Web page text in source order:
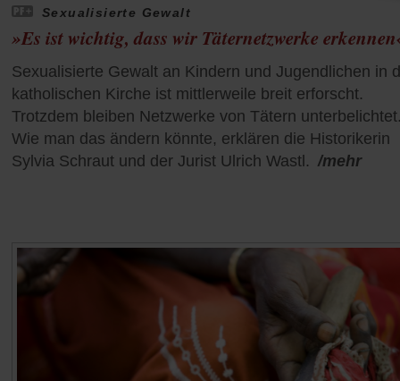
Sexualisierte Gewalt
»Es ist wichtig, dass wir Täternetzwerke
Sexualisierte Gewalt an Kindern und Jugendlichen in
katholischen Kirche ist mittlerweile breit erforscht.
Trotzdem bleiben Netzwerke von Tätern
Wie man das ändern könnte, erklären die Historikerin
Sylvia Schraut und der Jurist Ulrich Wastl. /mehr